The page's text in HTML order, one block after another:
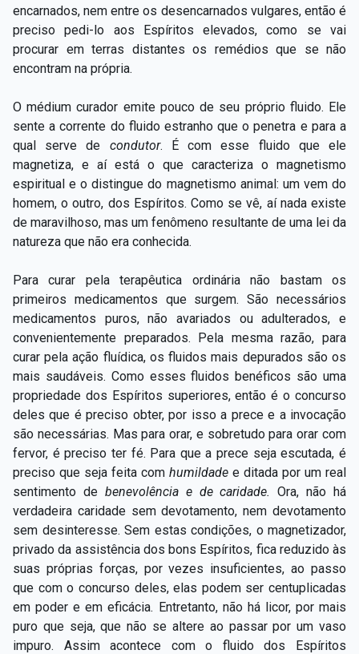
encarnados, nem entre os desencarnados vulgares, então é
preciso pedi-lo aos Espíritos elevados, como se vai
procurar em terras distantes os remédios que se não
encontram na própria.
O médium curador emite pouco de seu próprio fluido. Ele
sente a corrente do fluido estranho que o penetra e para a
qual serve de condutor. É com esse fluido que ele
magnetiza, e aí está o que caracteriza o magnetismo
espiritual e o distingue do magnetismo animal: um vem do
homem, o outro, dos Espíritos. Como se vê, aí nada existe
de maravilhoso, mas um fenômeno resultante de uma lei da
natureza que não era conhecida.
Para curar pela terapêutica ordinária não bastam os
primeiros medicamentos que surgem. São necessários
medicamentos puros, não avariados ou adulterados, e
convenientemente preparados. Pela mesma razão, para
curar pela ação fluídica, os fluidos mais depurados são os
mais saudáveis. Como esses fluidos benéficos são uma
propriedade dos Espíritos superiores, então é o concurso
deles que é preciso obter, por isso a prece e a invocação
são necessárias. Mas para orar, e sobretudo para orar com
fervor, é preciso ter fé. Para que a prece seja escutada, é
preciso que seja feita com humildade e ditada por um real
sentimento de benevolência e de caridade.Ora, não há
verdadeira caridade sem devotamento, nem devotamento
sem desinteresse. Sem estas condições, o magnetizador,
privado da assistência dos bons Espíritos, fica reduzido às
suas próprias forças, por vezes insuficientes, ao passo
que com o concurso deles, elas podem ser centuplicadas
em poder e em eficácia. Entretanto, não há licor, por mais
puro que seja, que não se altere ao passar por um vaso
impuro. Assim acontece com o fluido dos Espíritos